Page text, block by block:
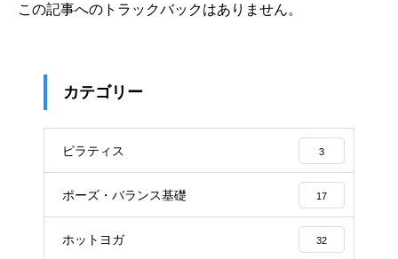
この記事へのトラックバックはありません。
カテゴリー
ピラティス 3
ポーズ・バランス基礎 17
ホットヨガ 32